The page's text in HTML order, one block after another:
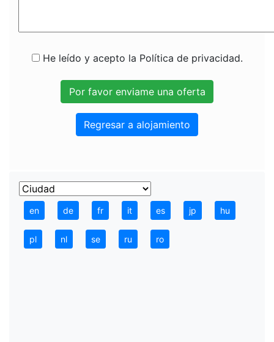
He leído y acepto la Política de privacidad.
Regresar a alojamiento
en de fr it es jp hu
pl nl se ru ro